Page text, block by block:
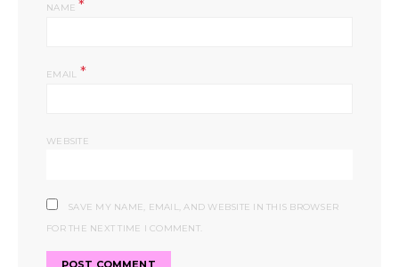
NAME*
EMAIL *
WEBSITE
SAVE MY NAME, EMAIL, AND WEBSITE IN THIS BROWSER
FOR THE NEXT TIME I COMMENT.